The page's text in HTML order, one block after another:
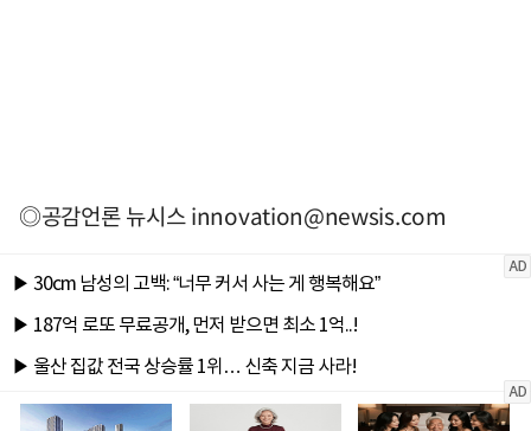
◎공감언론 뉴시스innovation@newsis.com